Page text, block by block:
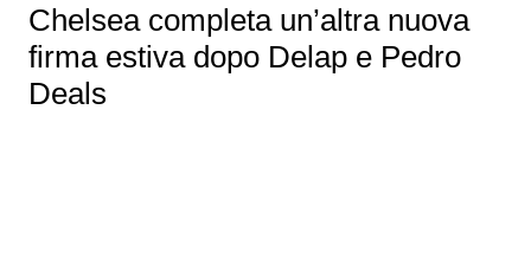
Chelsea completa un’altra nuova
firma estiva dopo Delap e Pedro
Deals